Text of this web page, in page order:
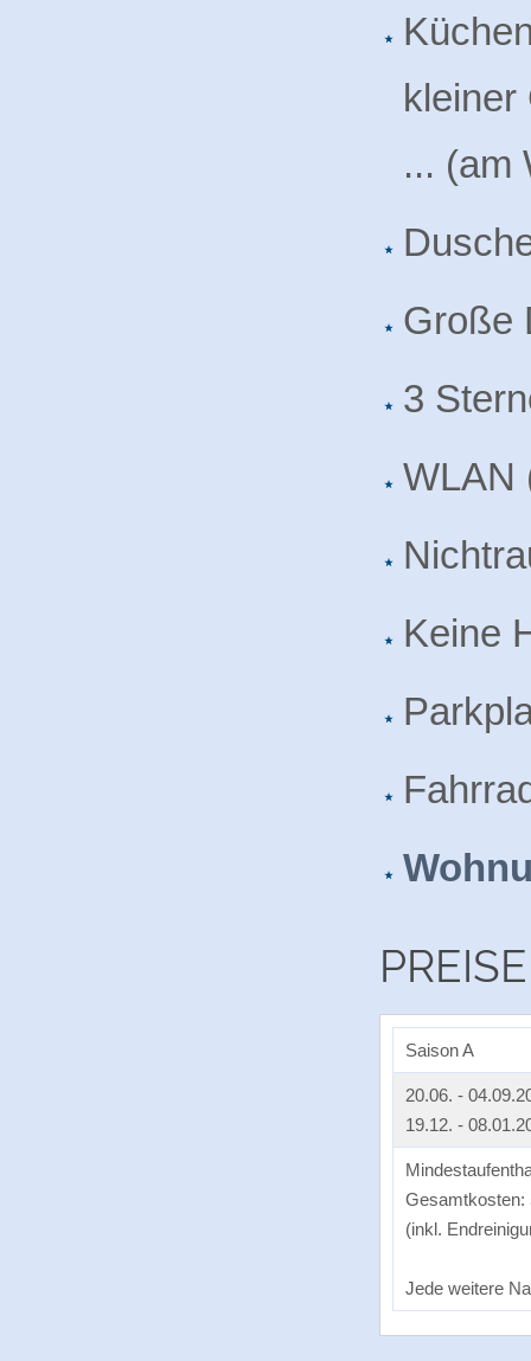
kleiner
... (am
Große
3
WLAN
Keine
PREISE
Saison A
20.06. -
19.12. -
Gesamtkosten:
(inkl.
Jede weitere